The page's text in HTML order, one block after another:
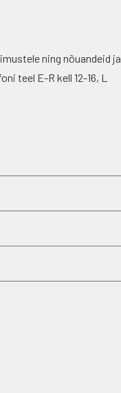
ning nõuandeid ja
teel E-R kell 12-16, L